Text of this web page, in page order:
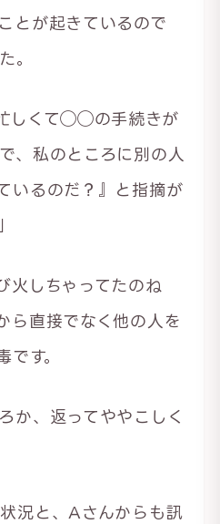
とが起きているので
。
しくて◯◯の手続きが
、私のところに別の人
いるのだ？』と指摘が
火しちゃってたのね
ら直接でなく他の人を
す。
か、返ってややこしく
況と、Aさんからも訊